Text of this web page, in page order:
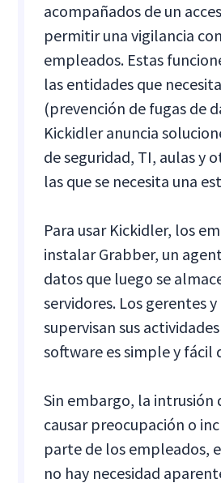
acompañados de un
permitir una vigilancia
empleados. Estas
las entidades que
(prevención de fugas de
Kickidler anuncia
de seguridad, TI, aulas y
las que se necesita una
Para usar Kickidler, los
instalar Grabber, un
datos que luego se
servidores. Los gerentes
supervisan sus
software es simple y fácil
Sin embargo, la intrusión
causar preocupación o
parte de los empleados,
no hay necesidad